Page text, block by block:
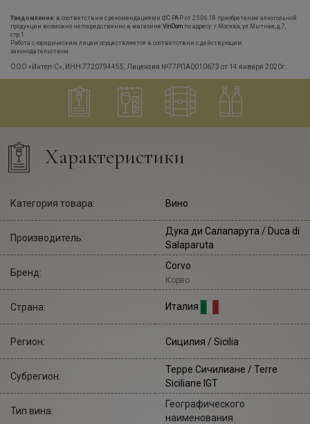
Уведомление: в соответствии с рекомендациями ФС РАР от 25.06.18 приобретение алкогольной
продукции возможно непосредственно в магазине VinDom по адресу: г.Москва, ул.Мытная, д.7,
стр.1
Работа с юридическим лицам осуществляется в соответствии с действующим
законодательством.
ООО «Интел-С», ИНН 7720794455, Лицензия №77РПА0010673 от 14 января 2020г.
Характеристики
Категория товара: Вино
Производитель:
Дука ди Салапарута / Duca di
Salaparuta
Бренд:
Corvo
Корво
Страна: Италия
Регион: Сицилия / Sicilia
Субрегион:
Терре Сичилиане / Terre
Siciliane IGT
Тип вина:
Географического
наименования